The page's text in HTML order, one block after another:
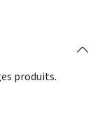
produits.